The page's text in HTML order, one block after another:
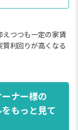
えつつも一定の家賃
利回りが高くなる
ナー様の
もっと見て